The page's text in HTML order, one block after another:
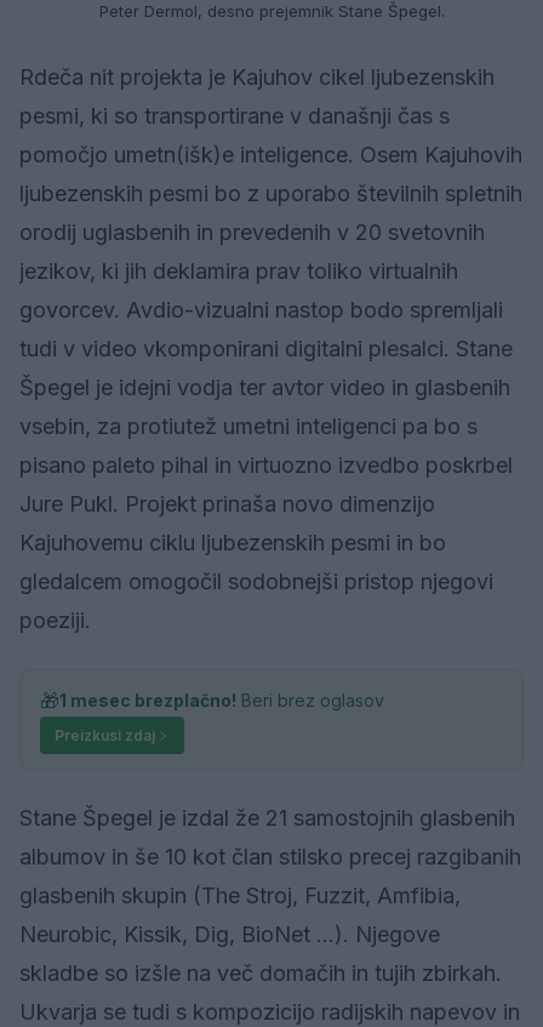
Peter Dermol, desno prejemnik Stane Špegel.
Rdeča nit projekta je Kajuhov cikel ljubezenskih
pesmi, ki so transportirane v današnji čas s
pomočjo umetn(išk)e inteligence. Osem Kajuhovih
ljubezenskih pesmi bo z uporabo številnih spletnih
orodij uglasbenih in prevedenih v 20 svetovnih
jezikov, ki jih deklamira prav toliko virtualnih
govorcev. Avdio-vizualni nastop bodo spremljali
tudi v video vkomponirani digitalni plesalci. Stane
Špegel je idejni vodja ter avtor video in glasbenih
vsebin, za protiutež umetni inteligenci pa bo s
pisano paleto pihal in virtuozno izvedbo poskrbel
Jure Pukl. Projekt prinaša novo dimenzijo
Kajuhovemu ciklu ljubezenskih pesmi in bo
gledalcem omogočil sodobnejši pristop njegovi
poeziji.
🎁1 mesec brezplačno! Beri brez oglasov
Preizkusi zdaj
Stane Špegel je izdal že 21 samostojnih glasbenih
albumov in še 10 kot član stilsko precej razgibanih
glasbenih skupin (The Stroj, Fuzzit, Amfibia,
Neurobic, Kissik, Dig, BioNet …). Njegove
skladbe so izšle na več domačih in tujih zbirkah.
Ukvarja se tudi s kompozicijo radijskih napevov in